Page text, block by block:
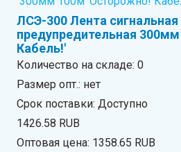
ЛСЭ-300 Лента сигнальная
предупредительная
Кабель!'
Количество на складе:0
Размер опт.: нет
Срок поставки: Доступно
1426.58 RUB
Оптовая цена: 1358.65 RUB